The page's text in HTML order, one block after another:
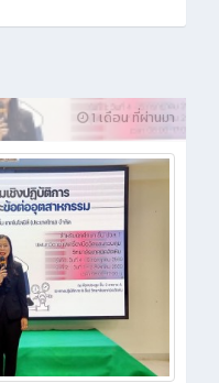
1 เดือน ที่ผ่านมา